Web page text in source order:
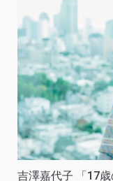
吉澤嘉代子 「17